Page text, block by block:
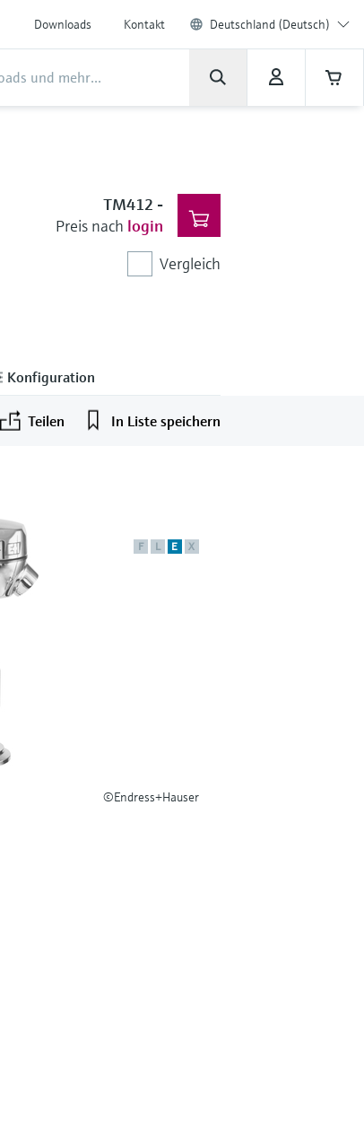
Downloads Kontakt Deutschland (Deutsch)
TM412 -
Preis nach login
Vergleich
Konfiguration
Teilen In Liste speichern
F L E X
©Endress+Hauser